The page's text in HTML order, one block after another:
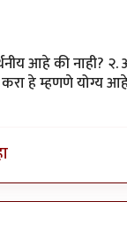
आहे की नाही?
हे म्हणणे योग्य आहे